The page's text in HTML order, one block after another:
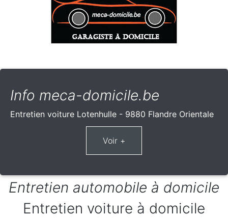
Info meca-domicile.be
Entretien voiture Lotenhulle - 9880 Flandre Orientale
Entretien automobile à domicile
Entretien voiture à domicile